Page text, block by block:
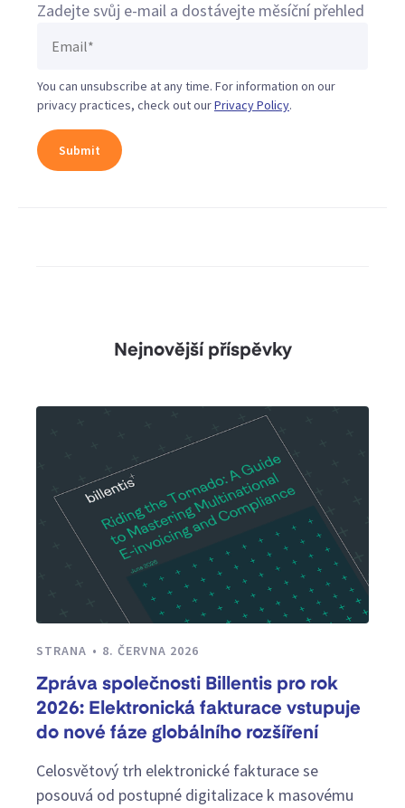
Zadejte svůj e-mail a dostávejte měsíční přehled
You can unsubscribe at any time. For information on our
privacy practices, check out ourPrivacy Policy.
Nejnovější příspěvky
STRANA 8. ČERVNA 2026
Zpráva společnosti Billentis pro rok
2026: Elektronická fakturace vstupuje
do nové fáze globálního rozšíření
Celosvětový trh elektronické fakturace se
posouvá od postupné digitalizace k masovému